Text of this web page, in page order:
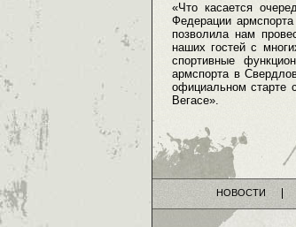
«Что касается
Федерации
позволила нам
наших гостей с
спортивные
армспорта в
официальном старте
Вегасе».
НОВОСТИ